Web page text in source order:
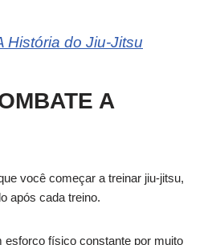
História do Jiu-Jitsu
A
você começar a treinar jiu-jitsu,
após cada treino.
esforço físico constante por muito